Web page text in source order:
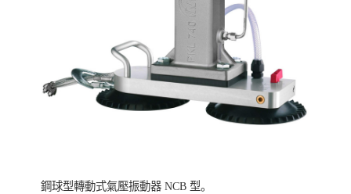
鋼球型轉動式氣壓振動器 NCB 型。